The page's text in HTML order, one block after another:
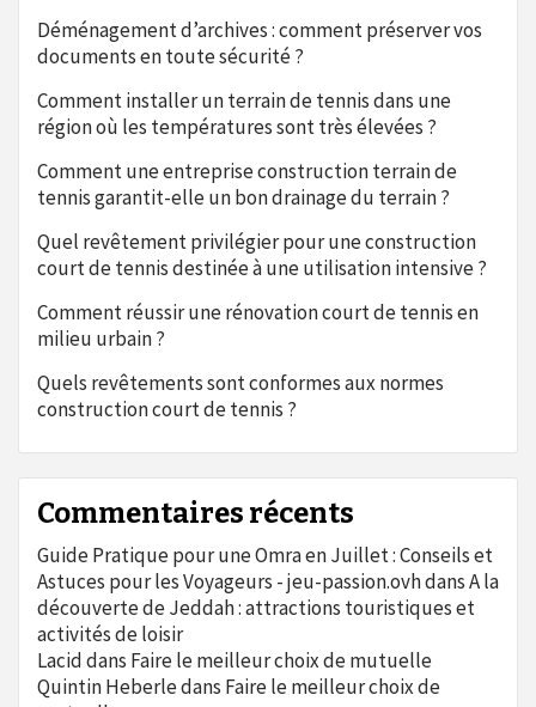
Déménagement d’archives : comment préserver vos
documents en toute sécurité ?
Comment installer un terrain de tennis dans une
région où les températures sont très élevées ?
Comment une entreprise construction terrain de
tennis garantit-elle un bon drainage du terrain ?
Quel revêtement privilégier pour une construction
court de tennis destinée à une utilisation intensive ?
Comment réussir une rénovation court de tennis en
milieu urbain ?
Quels revêtements sont conformes aux normes
construction court de tennis ?
Commentaires récents
Guide Pratique pour une Omra en Juillet : Conseils et
Astuces pour les Voyageurs - jeu-passion.ovhdansA la
découverte de Jeddah : attractions touristiques et
activités de loisir
Laciddans Faire le meilleur choix de mutuelle
Quintin Heberledans Faire le meilleur choix de